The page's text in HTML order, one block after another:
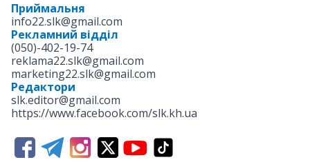
Приймальня
info22.slk@gmail.com
Рекламний відділ
(050)-402-19-74
reklama22.slk@gmail.com
marketing22.slk@gmail.com
Редактори
slk.editor@gmail.com
https://www.facebook.com/slk.kh.ua